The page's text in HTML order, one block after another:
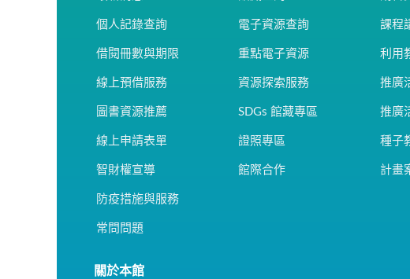
個人記錄查詢
借閱冊數與期限
線上預借服務
圖書資源推薦
線上申請表單
智財權宣導
防疫措施與服務
常問問題
電子資源查詢
重點電子資源
資源探索服務
SDGs 館藏專區
證照專區
館際合作
課程
利用
推廣
推廣
種子
計畫
關於本館